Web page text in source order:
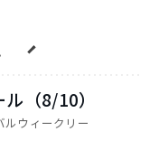
（8/10）
ルウィークリー